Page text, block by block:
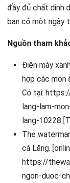
đầy đủ chất dinh
bạn có một ngày
Nguồn tham
Điện máy
hợp các món
Có tại:
lang-lam-
lang-10228
The
cá Lăng.
https://
ngon-duoc-